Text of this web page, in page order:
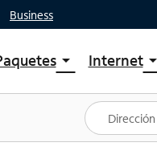
Business
arrow_drop_down
Ver paquetes
Spectrum One
Mejores ofertas
Internetarrow_drop_down
Planes